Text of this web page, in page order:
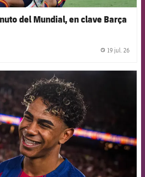
del Mundial, en clave Barça
19 jul. 26
FCB Barcelona badge